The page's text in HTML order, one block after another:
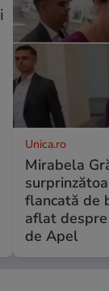
Unica.ro
Mirabela
flancată de
aflat
de Apel